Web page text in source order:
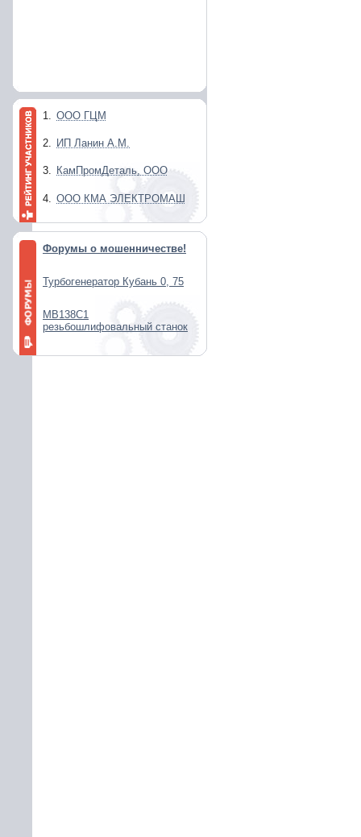
1. ООО ГЦМ
2. ИП Ланин А.М.
3. КамПромДеталь, ООО
4. ООО КМА ЭЛЕКТРОМАШ
Форумы о мошенничестве!
Турбогенератор Кубань 0, 75
МВ138С1
резьбошлифовальный станок